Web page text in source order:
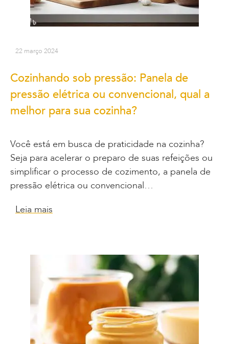
22 março 2024
Cozinhando sob pressão: Panela de
pressão elétrica ou convencional, qual a
melhor para sua cozinha?
Você está em busca de praticidade na cozinha?
Seja para acelerar o preparo de suas refeições ou
simplificar o processo de cozimento, a panela de
pressão elétrica ou convencional…
Leia mais